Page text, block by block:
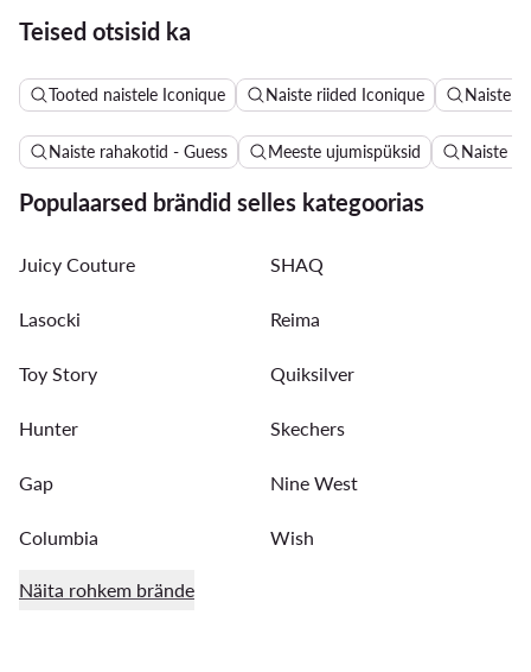
Teised otsisid ka
Tooted naistele Iconique Naiste riided Iconique Naiste
Naiste rahakotid - Guess Meeste ujumispüksid Naiste
Populaarsed brändid selles kategoorias
Juicy Couture SHAQ
Lasocki Reima
Toy Story Quiksilver
Hunter Skechers
Gap Nine West
Columbia Wish
Näita rohkem brände